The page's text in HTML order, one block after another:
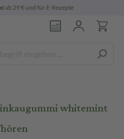
ab 29 € und für E-Rezepte
whitemint